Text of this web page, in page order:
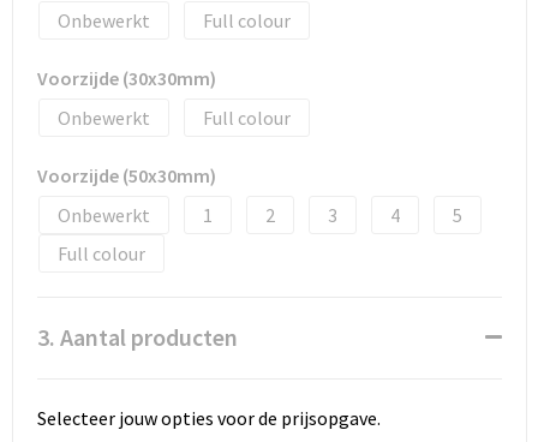
Onbewerkt
Full colour
Voorzijde (30x30mm)
Onbewerkt
Full colour
Voorzijde (50x30mm)
Onbewerkt
1 2 3 4
5
Full colour
3. Aantal producten
Selecteer jouw opties voor de prijsopgave.